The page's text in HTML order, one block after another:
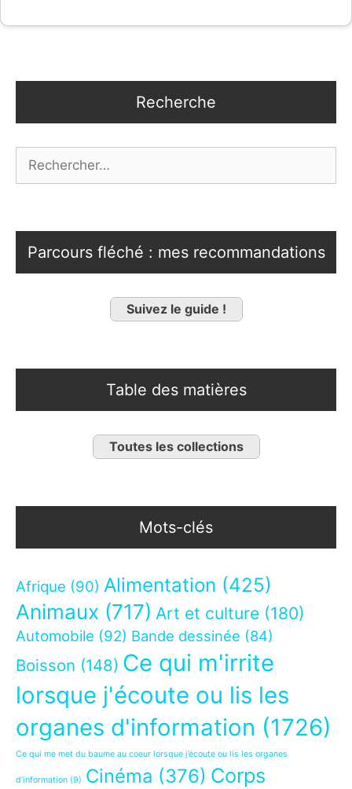
Recherche
Parcours fléché : mes recommandations
Suivez le guide !
Table des matières
Toutes les collections
Mots-clés
Afrique (90) Alimentation (425)
Animaux (717) Art et culture (180)
Automobile (92) Bande dessinée (84)
Boisson (148) Ce qui m'irrite
lorsque j'écoute ou lis les
organes d'information (1726)
Ce qui me met du baume au coeur lorsque j’écoute ou lis les organes
d’information (9) Cinéma (376) Corps